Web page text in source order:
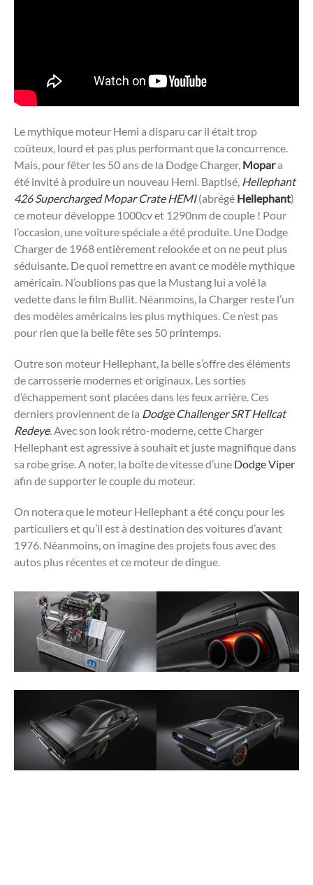
Le mythique moteur Hemi a disparu car il était trop
coûteux, lourd et pas plus performant que la concurrence.
Mais, pour fêter les 50 ans de la Dodge Charger, Mopara
été invité à produire un nouveau Hemi. Baptisé, Hellephant
426 Supercharged Mopar Crate HEMI(abrégé Hellephant)
ce moteur développe 1000cv et 1290nm de couple ! Pour
l’occasion, une voiture spéciale a été produite. Une Dodge
Charger de 1968 entièrement relookée et on ne peut plus
séduisante. De quoi remettre en avant ce modèle mythique
américain. N’oublions pas que la Mustang lui a volé la
vedette dans le film Bullit. Néanmoins, la Charger reste l’un
des modèles américains les plus mythiques. Ce n’est pas
pour rien que la belle fête ses 50 printemps.
Outre son moteur Hellephant, la belle s’offre des éléments
de carrosserie modernes et originaux. Les sorties
d’échappement sont placées dans les feux arrière. Ces
derniers proviennent de la Dodge Challenger SRT Hellcat
Redeye. Avec son look rétro-moderne, cette Charger
Hellephant est agressive à souhait et juste magnifique dans
sa robe grise. A noter, la boîte de vitesse d’une Dodge Viper
afin de supporter le couple du moteur.
On notera que le moteur Hellephant a été conçu pour les
particuliers et qu’il est à destination des voitures d’avant
1976. Néanmoins, on imagine des projets fous avec des
autos plus récentes et ce moteur de dingue.